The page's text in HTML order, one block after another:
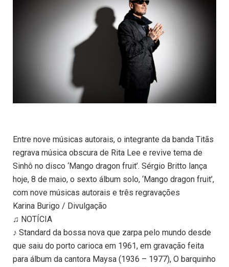
Entre nove músicas autorais, o integrante da banda Titãs
regrava música obscura de Rita Lee e revive tema de
Sinhô no disco ‘Mango dragon fruit’. Sérgio Britto lança
hoje, 8 de maio, o sexto álbum solo, ‘Mango dragon fruit’,
com nove músicas autorais e três regravações
Karina Burigo / Divulgação
♫ NOTÍCIA
♪ Standard da bossa nova que zarpa pelo mundo desde
que saiu do porto carioca em 1961, em gravação feita
para álbum da cantora Maysa (1936 – 1977), O barquinho